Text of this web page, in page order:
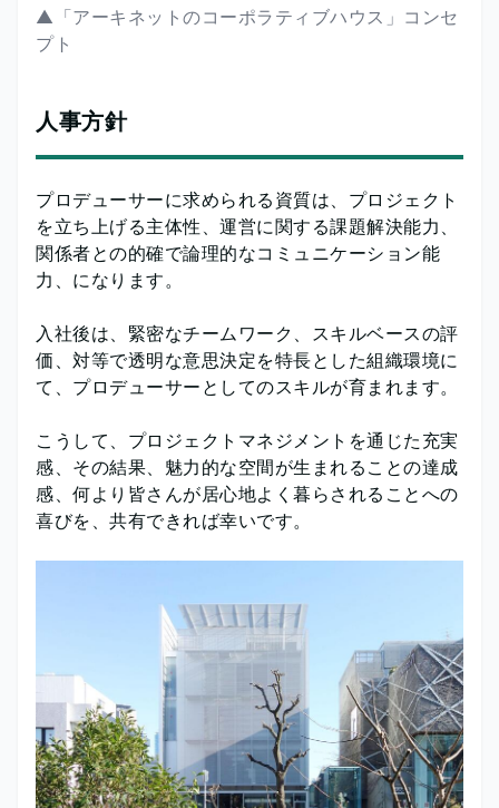
▲「アーキネットのコーポラティブハウス」コンセ
プト
人事方針
プロデューサーに求められる資質は、プロジェクト
を立ち上げる主体性、運営に関する課題解決能力、
関係者との的確で論理的なコミュニケーション能
力、になります。
入社後は、緊密なチームワーク、スキルベースの評
価、対等で透明な意思決定を特長とした組織環境に
て、プロデューサーとしてのスキルが育まれます。
こうして、プロジェクトマネジメントを通じた充実
感、その結果、魅力的な空間が生まれることの達成
感、何より皆さんが居心地よく暮らされることへの
喜びを、共有できれば幸いです。